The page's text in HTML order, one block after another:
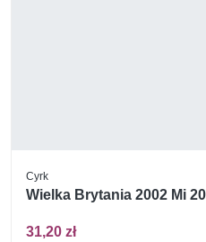
Cyrk
Wielka Brytania 2002 Mi
31,20 zł